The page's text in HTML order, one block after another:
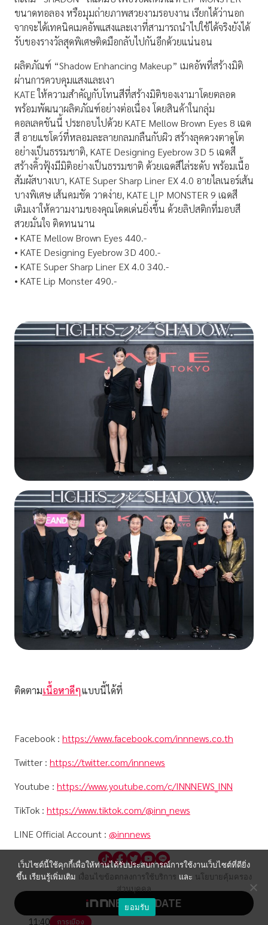
ขนาดทอลอง หรือมุมถ่ายภาพสวยงามรอบงาน เรียกได้ว่านอก
จากจะได้เทคนิคเมคอัพแสงและเงาที่สามารถนำไปใช้ได้จริงยังได้
รับของรางวัลสุดพิเศษติดมือกลับไปกันอีกด้วยแน่นอน
ผลิตภัณฑ์ “Shadow Enhancing Makeup” เมคอัพที่สร้างมิติ
ผ่านการควบคุมแสงและเงา
KATE ให้ความสำคัญกับโทนสีที่สร้างมิติของเงามาโดยตลอด
พร้อมพัฒนาผลิตภัณฑ์อย่างต่อเนื่อง โดยสินค้าในกลุ่ม
คอลเลคชันนี้ ประกอบไปด้วย KATE Mellow Brown Eyes 8 เฉด
สี อายแชโดว์ที่หลอมละลายกลมกลืนกับผิว สร้างลุคดวงตาดูโต
อย่างเป็นธรรมชาติ, KATE Designing Eyebrow 3D 5 เฉดสี
สร้างคิ้วฟุ้งมีมิติอย่างเป็นธรรมชาติ ด้วยเฉดสีไล่ระดับ พร้อมเนื้อ
สัมผัสบางเบา, KATE Super Sharp Liner EX 4.0 อายไลเนอร์เส้น
บางพิเศษ เส้นคมชัด วาดง่าย, KATE LIP MONSTER 9 เฉดสี
เติมเงาให้ความงามของคุณโดดเด่นยิ่งขึ้น ด้วยลิปสติกที่มอบสี
สวยมั่นใจ ติดทนนาน
• KATE Mellow Brown Eyes 440.-
• KATE Designing Eyebrow 3D 400.-
• KATE Super Sharp Liner EX 4.0 340.-
• KATE Lip Monster 490.-
ติดตามเนื้อหาดีๆแบบนี้ได้ที่
Facebook : https://www.facebook.com/innnews.co.th
Twitter : https://twitter.com/innnews
Youtube : https://www.youtube.com/c/INNNEWS_INN
TikTok : https://www.tiktok.com/@inn_news
LINE Official Account : @innnews
NEWS UPDATE
11:40 การเมือง
เว็บไซต์นี้ใช้คุกกี้เพื่อให้ท่านได้รับประสบการณ์การใช้งานเว็บไซต์ที่ดียิ่ง
ขึ้น เรียนรู้เพิ่มเติม เงื่อนไขข้อตกลงการใช้บริการ และ นโยบายคุ้มครอง
ส่วนบุคคล
ยอมรับ